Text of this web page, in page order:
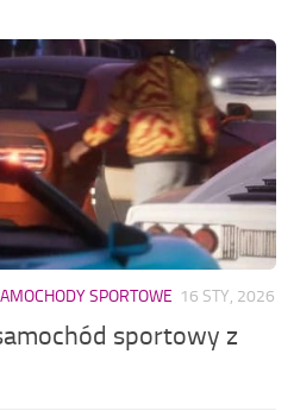
SPORTOWE 16 STY, 2026
sportowy z